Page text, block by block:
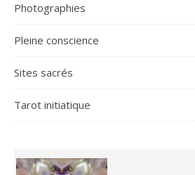
Photographies
Pleine conscience
Sites sacrés
Tarot initiatique